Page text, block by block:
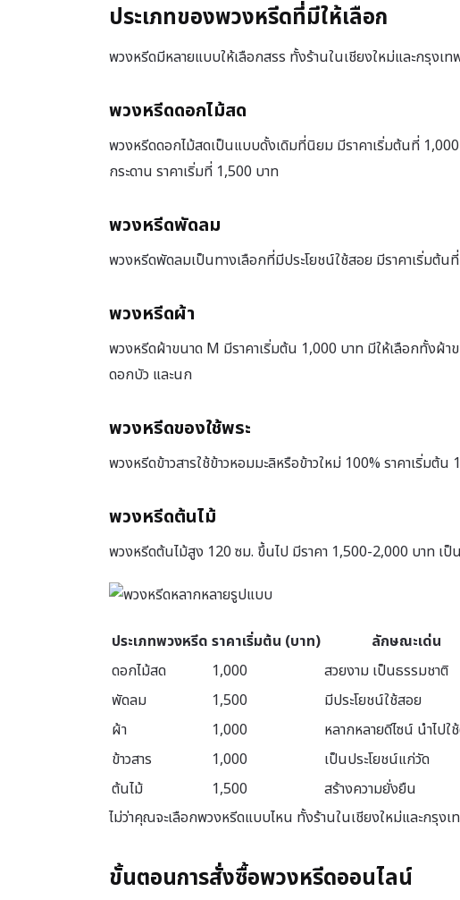
ประเภทของพวงหรีดที่มีให้เลือก
พวงหรีดมีหลายแบบให้เลือกสรร ทั้งร้านในเชียงใหม่และกรุงเท
พวงหรีดดอกไม้สด
พวงหรีดดอกไม้สดเป็นแบบดั้งเดิมที่นิยม มีราคาเริ่มต้นที่
กระดาน ราคาเริ่มที่ 1,500 บาท
พวงหรีดพัดลม
พวงหรีดพัดลมเป็นทางเลือกที่มีประโยชน์ใช้สอย มีราคาเริ่มต้
พวงหรีดผ้า
พวงหรีดผ้าขนาด M มีราคาเริ่มต้น 1,000 บาท มีให้เลือกทั้งผ้
ดอกบัว และนก
พวงหรีดของใช้พระ
พวงหรีดข้าวสารใช้ข้าวหอมมะลิหรือข้าวใหม่ 100% ราคาเริ่มต้
พวงหรีดต้นไม้
พวงหรีดต้นไม้สูง 120 ซม. ขึ้นไป มีราคา 1,500-2,000 บาท เป็
ประเภทพวงหรีด ราคาเริ่มต้น (บาท)
ลักษณะเด่น
ดอกไม้สด
1,000
สวยงาม เป็นธรรมชาติ
พัดลม
1,500
มีประโยชน์ใช้สอย
ผ้า
1,000
หลากหลายดีไซน์ นำไปใ
ข้าวสาร
1,000
เป็นประโยชน์แก่วัด
ต้นไม้
1,500
สร้างความยั่งยืน
ไม่ว่าคุณจะเลือกพวงหรีดแบบไหน ทั้งร้านในเชียงใหม่และกรุง
ขั้นตอนการสั่งซื้อพวงหรีดออนไลน์